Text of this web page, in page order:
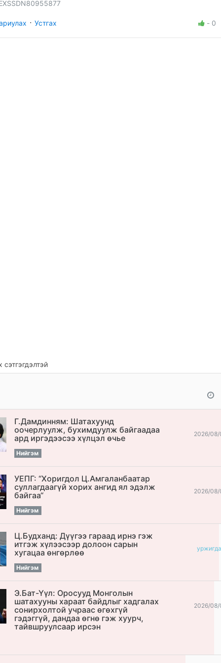
· Устгах - 0
Г.Дамдинням: Шатахуунд
оочерлуулж, бухимдуулж байгаадаа
ард иргэдээсээ хүлцэл өчье
Нийгэм
2026/08/
УЕПГ: “Хоригдол Ц.Амгаланбаатар
cуллагдаагүй хорих ангид ял эдэлж
байгаа“
Нийгэм
2026/08/
Ц.Будханд: Дүүгээ гараад ирнэ гэж
итгэж хүлээсээр долоон сарын
хугацаа өнгөрлөө
Нийгэм
Э.Бат-Үүл: Оросууд Монголын
шатахууны хараат байдлыг хадгалах
сонирхолтой учраас өгөхгүй
гэдэггүй, дандаа өгнө гэж хуурч,
тайвшруулсаар ирсэн
2026/08/